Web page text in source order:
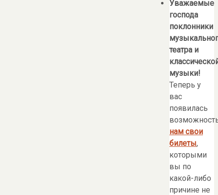
Уважаемые
господа
поклонники
театра и
музыки!
Теперь у
вас
появилась
нам свои
билеты,
которыми
вы по
какой-либо
причине не